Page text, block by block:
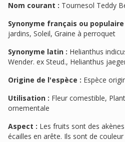
Nom courant : Tournesol Teddy
Synonyme français ou populaire
jardins, Soleil, Graine à perroquet
Synonyme latin : Helianthus
Wender. ex Steud., Helianthus
Origine de l'espèce : Espèce
Utilisation : Fleur comestible,
ornementale
Aspect : Les fruits sont des
écailles en arête. Ils sont de